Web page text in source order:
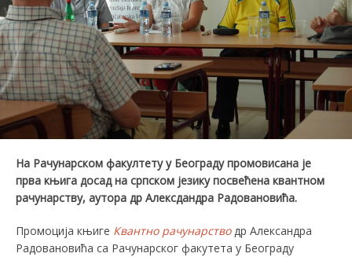
На Рачунарском факултету у Београду промовисана је
прва књига досад на српском језику посвећена квантном
рачунарству, аутора др Алексдандра Радовановића.
Промоција књиге Квантно рачунарстводр Александра
Радовановића са Рачунарског факутета у Београду